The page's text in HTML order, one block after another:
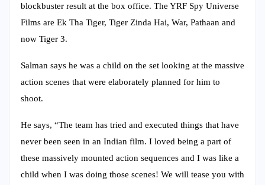
blockbuster result at the box office. The YRF Spy Universe
Films are Ek Tha Tiger, Tiger Zinda Hai, War, Pathaan and
now Tiger 3.
Salman says he was a child on the set looking at the massive
action scenes that were elaborately planned for him to
shoot.
He says, “The team has tried and executed things that have
never been seen in an Indian film. I loved being a part of
these massively mounted action sequences and I was like a
child when I was doing those scenes! We will tease you with